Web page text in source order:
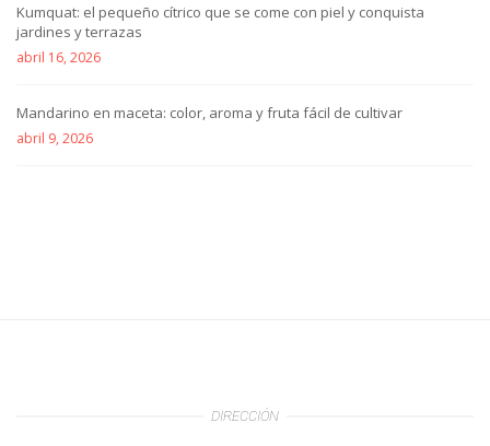
Kumquat: el pequeño cítrico que se come con piel y conquista
jardines y terrazas
abril 16, 2026
Mandarino en maceta: color, aroma y fruta fácil de cultivar
abril 9, 2026
DIRECCIÓN